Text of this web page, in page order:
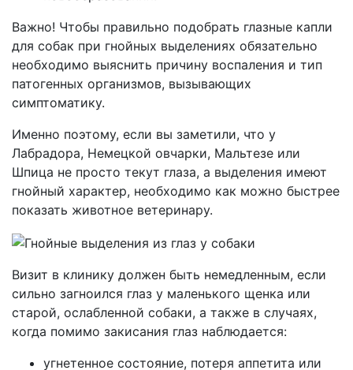
Важно! Чтобы правильно подобрать глазные капли
для собак при гнойных выделениях обязательно
необходимо выяснить причину воспаления и тип
патогенных организмов, вызывающих
симптоматику.
Именно поэтому, если вы заметили, что у
Лабрадора, Немецкой овчарки, Мальтезе или
Шпица не просто текут глаза, а выделения имеют
гнойный характер, необходимо как можно быстрее
показать животное ветеринару.
Визит в клинику должен быть немедленным, если
сильно загноился глаз у маленького щенка или
старой, ослабленной собаки, а также в случаях,
когда помимо закисания глаз наблюдается:
угнетенное состояние, потеря аппетита или